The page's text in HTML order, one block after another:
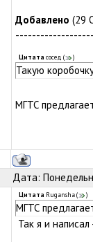
Добавлено (29
Цитата сосед ( )
Такую
МГТС
Дата:
Цитата Rugansha( )
МГТС
Так я и написал